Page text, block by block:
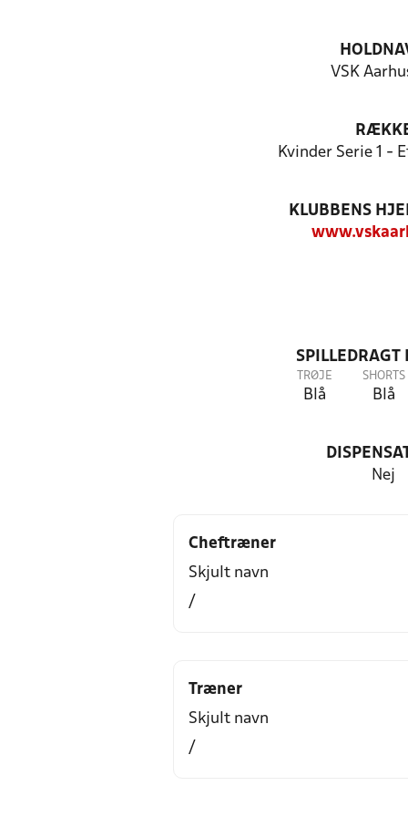
VSK
Kvinder Serie 1 -
KLUBBENS
SPILLEDRAGT
TRØJE
Blå
SHORTS
Blå
Nej
Cheftræner
Skjult navn
/
Træner
Skjult navn
/